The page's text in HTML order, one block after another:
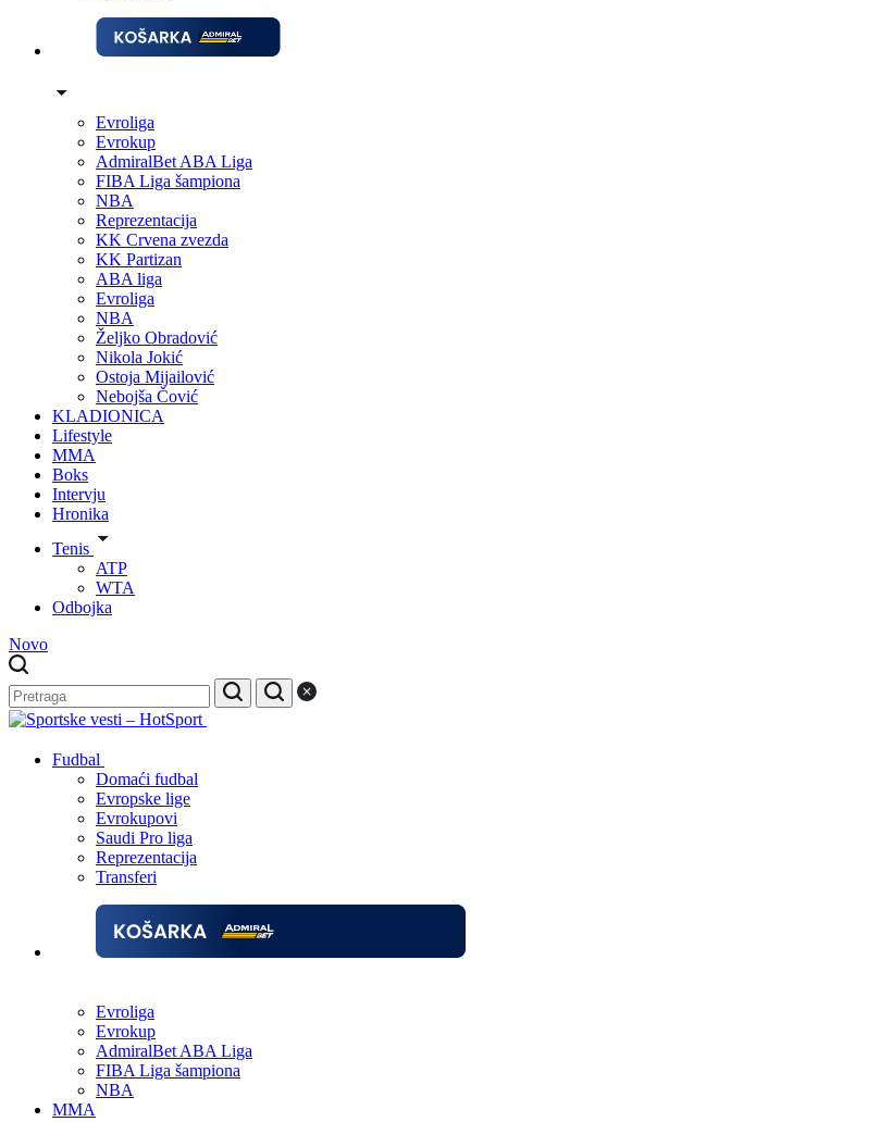
Evroliga
Evrokup
AdmiralBet ABA Liga
FIBA Liga šampiona
NBA
Reprezentacija
KK Crvena zvezda
KK Partizan
ABA liga
Evroliga
NBA
Željko Obradović
Nikola Jokić
Ostoja Mijailović
Nebojša Čović
KLADIONICA
Lifestyle
MMA
Boks
Intervju
Hronika
Tenis
ATP
WTA
Odbojka
Novo
Fudbal
Domaći fudbal
Evropske lige
Evrokupovi
Saudi Pro liga
Reprezentacija
Transferi
Evroliga
Evrokup
AdmiralBet ABA Liga
FIBA Liga šampiona
NBA
MMA